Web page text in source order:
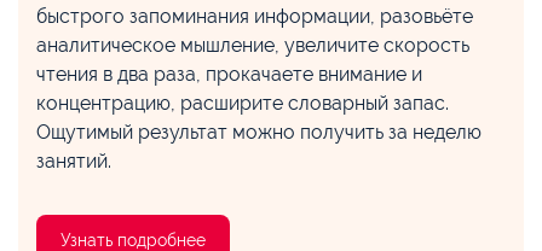
быстрого запоминания информации, разовьёте
аналитическое мышление, увеличите скорость
чтения в два раза, прокачаете внимание и
концентрацию, расширите словарный запас.
Ощутимый результат можно получить за неделю
занятий.
Узнать подробнее